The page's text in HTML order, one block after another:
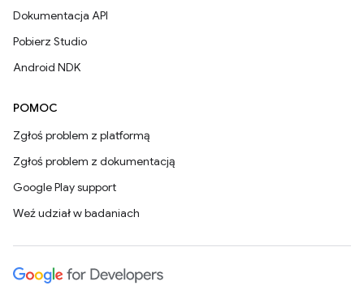
Dokumentacja API
Pobierz Studio
Android NDK
POMOC
Zgłoś problem z platformą
Zgłoś problem z dokumentacją
Google Play support
Weź udział w badaniach